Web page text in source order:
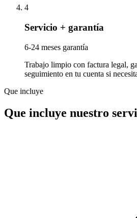
4
Servicio + garantía
6-24 meses garantía
Trabajo limpio con factura legal,
seguimiento en tu cuenta si
Que incluye
Que incluye nuestro